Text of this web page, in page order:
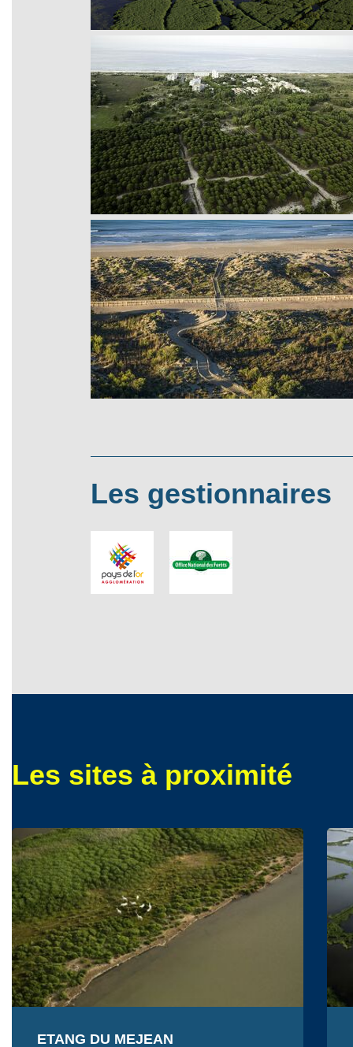
Les gestionnaires
Les sites à proximité
ETANG DU MEJEAN